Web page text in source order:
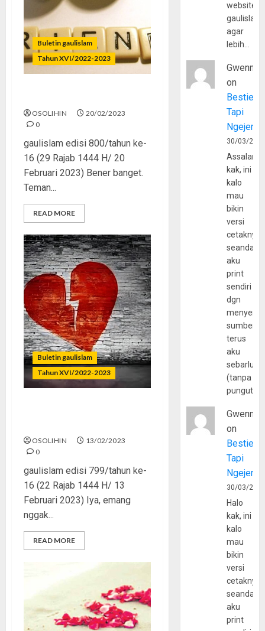
Buletin gaulislam
Tahun XVI/2022-2023
OSOLIHIN
20/02/2023
0
gaulislam edisi 800/tahun ke-
16 (29 Rajab 1444 H/ 20
Februari 2023) Bener banget.
Teman...
READ MORE
Buletin gaulislam
Tahun XVI/2022-2023
OSOLIHIN
13/02/2023
0
gaulislam edisi 799/tahun ke-
16 (22 Rajab 1444 H/ 13
Februari 2023) Iya, emang
nggak...
READ MORE
website
agar
lebih…
Gwenny
on
Bestie
Tapi
30/03/
kak, ini
kalo
mau
bikin
versi
cetaknya
aku
print
sendiri
dgn
sumber
terus
aku
(tanpa
Gwenny
on
Bestie
Tapi
30/03/
Halo
kak, ini
kalo
mau
bikin
versi
cetaknya
aku
print